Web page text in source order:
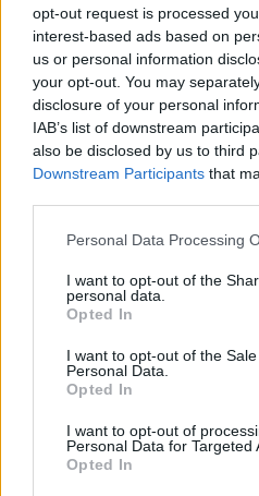
opt-out request is processed
interest-based ads based on
us or personal information
your opt-out. You may
disclosure of your personal
IAB’s list of downstream
also be disclosed by us to third
Downstream Participants that
Personal Data Processing
I want to opt-out of the
personal data.
Opted In
I want to opt-out of the
Personal Data.
Opted In
I want to opt-out of
Personal Data for Targeted
Opted In
2023-04-07
esenzioni fiscali e
seguito della crisi economica
COVID-19 [con mo
agenzia delle entrate
3.042 euro
COVID-19: Fondo di
SA.56966, SA.57625, SA.59655
75.835 euro
2021-06-22
GARANZIA DEL FONDO
SPECIALE DI CUI
DEL 17 MARZO 2020 N. 18
16.847 euro